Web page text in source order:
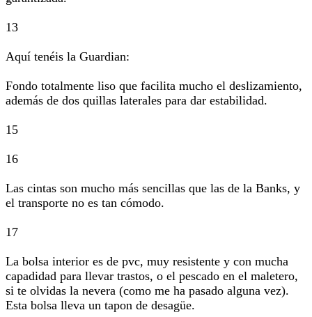
13
Aquí tenéis la Guardian:
Fondo totalmente liso que facilita mucho el deslizamiento,
además de dos quillas laterales para dar estabilidad.
15
16
Las cintas son mucho más sencillas que las de la Banks, y
el transporte no es tan cómodo.
17
La bolsa interior es de pvc, muy resistente y con mucha
capadidad para llevar trastos, o el pescado en el maletero,
si te olvidas la nevera (como me ha pasado alguna vez).
Esta bolsa lleva un tapon de desagüe.